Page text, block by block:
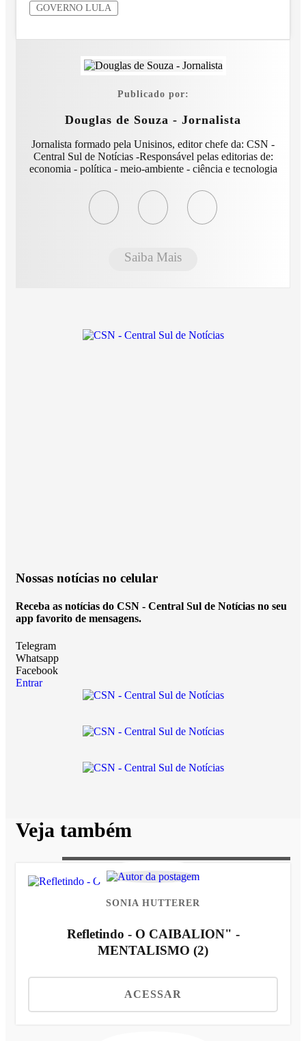
GOVERNO LULA
Publicado por:
Douglas de Souza - Jornalista
Jornalista formado pela Unisinos, editor chefe da: CSN -
Central Sul de Notícias -Responsável pelas editorias de:
economia - política - meio-ambiente - ciência e tecnologia
Saiba Mais
Nossas notícias no celular
Receba as notícias do CSN - Central Sul de Notícias no seu
app favorito de mensagens.
Telegram
Whatsapp
Facebook
Entrar
Veja também
SONIA HUTTERER
Refletindo - O CAIBALION" -
MENTALISMO (2)
ACESSAR